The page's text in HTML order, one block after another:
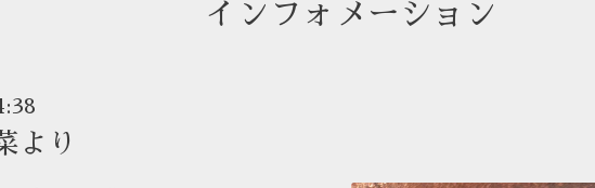
インフォメーション
より